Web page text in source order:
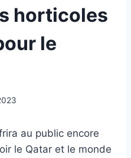
horticoles
le
au public encore
le Qatar et le monde